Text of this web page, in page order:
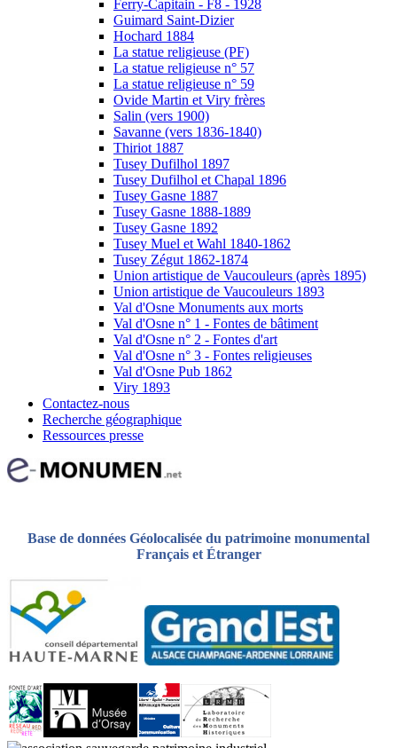
Ferry-Capitain - F8 - 1928
Guimard Saint-Dizier
Hochard 1884
La statue religieuse (PF)
La statue religieuse n° 57
La statue religieuse n° 59
Ovide Martin et Viry frères
Salin (vers 1900)
Savanne (vers 1836-1840)
Thiriot 1887
Tusey Dufilhol 1897
Tusey Dufilhol et Chapal 1896
Tusey Gasne 1887
Tusey Gasne 1888-1889
Tusey Gasne 1892
Tusey Muel et Wahl 1840-1862
Tusey Zégut 1862-1874
Union artistique de Vaucouleurs (après 1895)
Union artistique de Vaucouleurs 1893
Val d'Osne Monuments aux morts
Val d'Osne n° 1 - Fontes de bâtiment
Val d'Osne n° 2 - Fontes d'art
Val d'Osne n° 3 - Fontes religieuses
Val d'Osne Pub 1862
Viry 1893
Contactez-nous
Recherche géographique
Ressources presse
Base de données Géolocalisée du patrimoine monumental
Français et Étranger